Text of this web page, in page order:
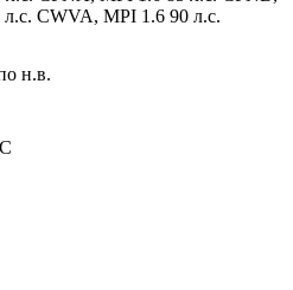
CWVA, MPI 1.6 90 л.с.
н.в.